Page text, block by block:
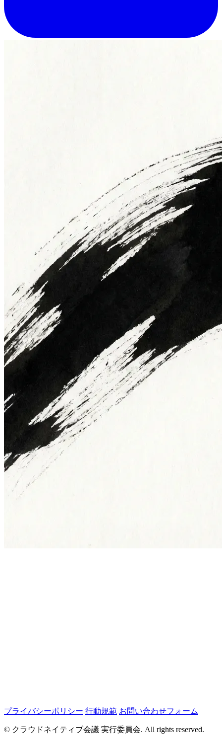
プライバシーポリシー 行動規範 お問い合わせフォーム
© クラウドネイティブ会議 実行委員会. All rights reserved.